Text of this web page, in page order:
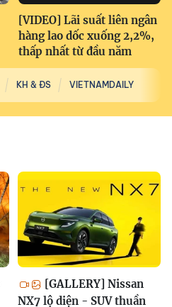
[VIDEO] Lãi suất liên ngân
hàng lao dốc xuống 2,2%,
thấp nhất từ đầu năm
KH & ĐS VIETNAMDAILY
[GALLERY] Nissan
NX7 lộ diện - SUV thuần